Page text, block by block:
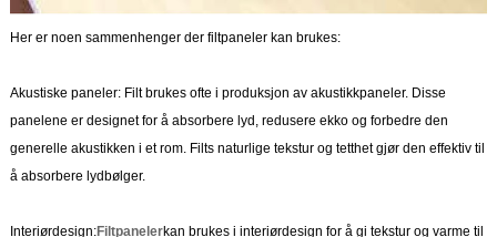
Her er noen sammenhenger der filtpaneler kan brukes:
Akustiske paneler: Filt brukes ofte i produksjon av akustikkpaneler. Disse
panelene er designet for å absorbere lyd, redusere ekko og forbedre den
generelle akustikken i et rom. Filts naturlige tekstur og tetthet gjør den effektiv til
å absorbere lydbølger.
Interiørdesign:Filtpanelerkan brukes i interiørdesign for å gi tekstur og varme til